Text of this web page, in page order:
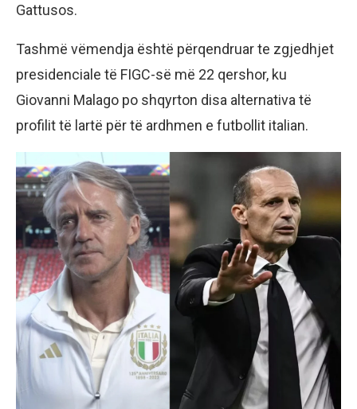
Gattusos.
Tashmë vëmendja është përqendruar te zgjedhjet
presidenciale të FIGC-së më 22 qershor, ku
Giovanni Malago po shqyrton disa alternativa të
profilit të lartë për të ardhmen e futbollit italian.